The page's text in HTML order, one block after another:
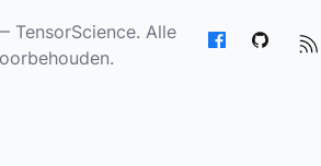
TensorScience. Alle